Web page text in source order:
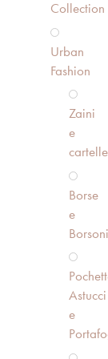
Collection
Urban
Fashion
Zaini
e
cartelle
Borse
e
Borsoni
Astucci
e